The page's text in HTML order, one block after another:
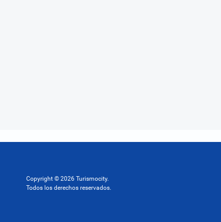
Copyright © 2026 Turismocity.
Todos los derechos reservados.